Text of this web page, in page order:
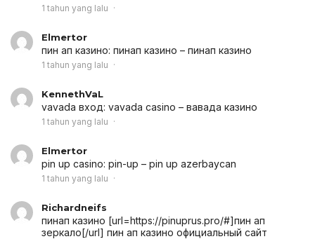
1 tahun yang lalu
Elmertor
пин ап казино: пинап казино – пинап казино
1 tahun yang lalu
KennethVaL
vavada вход: vavada casino – вавада казино
1 tahun yang lalu
Elmertor
pin up casino: pin-up – pin up azerbaycan
1 tahun yang lalu
Richardneifs
пинап казино [url=https://pinuprus.pro/#]пин ап
зеркало[/url] пин ап казино официальный сайт